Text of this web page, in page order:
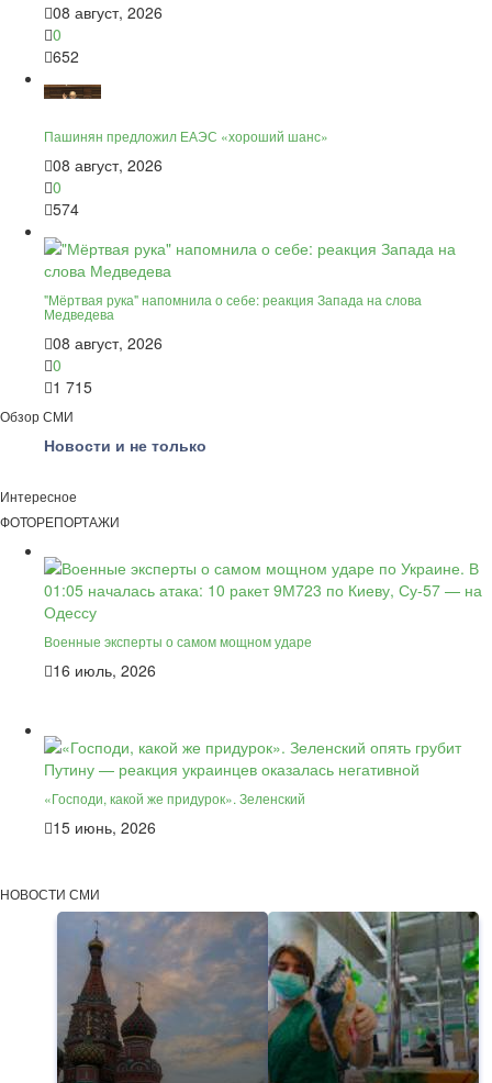
08 август, 2026
0
652
Пашинян предложил ЕАЭС «хороший шанс»
08 август, 2026
0
574
"Мёртвая рука" напомнила о себе: реакция Запада на слова
Медведева
08 август, 2026
0
1 715
Обзор СМИ
Новости и не только
Интересное
ФОТОРЕПОРТАЖИ
Военные эксперты о самом мощном ударе
16 июль, 2026
«Господи, какой же придурок». Зеленский
15 июнь, 2026
НОВОСТИ СМИ